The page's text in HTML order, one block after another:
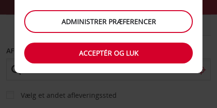
VAREVOGN
AFHENT FRA
Vælg et andet afleveringssted
ADMINISTRER PRÆFERENCER
ACCEPTÉR OG LUK